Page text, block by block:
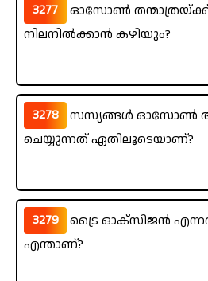
3277
ഓസോൺ
നിലനിൽക്കാൻ കഴിയും?
3278
സസ്യങ്ങൾ ഓസോൺ
ചെയ്യുന്നത് ഏതിലൂടെയാണ്?
3279
ട്രൈ ഓക്സിജൻ
എന്താണ്?